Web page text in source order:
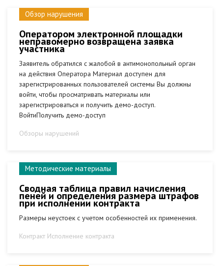
Обзор нарушения
Оператором электронной площадки
неправомерно возвращена заявка
участника
Заявитель обратился с жалобой в антимонопольный орган
на действия Оператора Материал доступен для
зарегистрированных пользователей системы Вы должны
войти, чтобы просматривать материалы или
зарегистрироваться и получить демо-доступ.
ВойтиПолучить демо-доступ
Обзоры нарушений
Методические материалы
Сводная таблица правил начисления
пеней и определения размера штрафов
при исполнении контракта
Размеры неустоек с учетом особенностей их применения.
Контракт Исполнение контракта